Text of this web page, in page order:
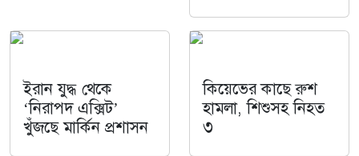
ইরান যুদ্ধ থেকে
‘নিরাপদ এক্সিট’
খুঁজছে মার্কিন প্রশাসন
কিয়েভের কাছে রুশ
হামলা, শিশুসহ নিহত
৩